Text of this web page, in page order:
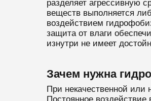
разделяет агрессивную
веществ выполняется
воздействием
защита от влаги
изнутри не имеет
Зачем нужна
При некачественной или